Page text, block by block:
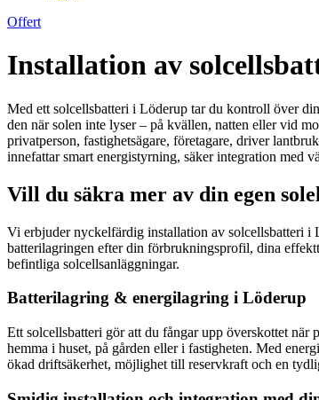
Offert
Installation av
Med ett solcellsbatteri i Löderup tar du kontroll över
den när solen inte lyser – på kvällen, natten eller vid
privatperson, fastighetsägare, företagare, driver
innefattar smart energistyrning, säker integration med
Vill du säkra mer av din egen
Vi erbjuder nyckelfärdig installation av solcellsbatteri
batterilagringen efter din förbrukningsprofil, dina
befintliga solcellsanläggningar.
Batterilagring & energilagring i Löderup
Ett solcellsbatteri gör att du fångar upp överskottet
hemma i huset, på gården eller i fastigheten. Med
ökad driftsäkerhet, möjlighet till reservkraft och en